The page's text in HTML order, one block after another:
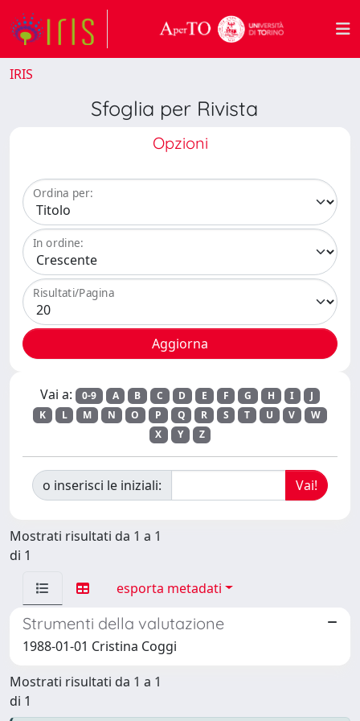
IRIS
Sfoglia per Rivista
Opzioni
Ordina per:
In ordine:
Risultati/Pagina
Vai a: 0-9 A B C D E F G H I
J
K
L M N O P Q R S T U V
W
X
Y Z
o inserisci le iniziali:
Mostrati risultati da 1 a 1
di 1
esporta metadati
Strumenti della valutazione
1988-01-01 Cristina Coggi
Mostrati risultati da 1 a 1
di 1